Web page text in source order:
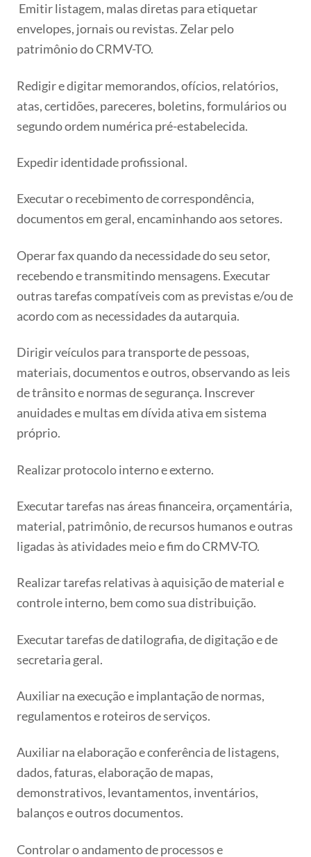
Emitir listagem, malas diretas para etiquetar
envelopes, jornais ou revistas. Zelar pelo
patrimônio do CRMV-TO.
Redigir e digitar memorandos, ofícios, relatórios,
atas, certidões, pareceres, boletins, formulários ou
segundo ordem numérica pré-estabelecida.
Expedir identidade profissional.
Executar o recebimento de correspondência,
documentos em geral, encaminhando aos setores.
Operar fax quando da necessidade do seu setor,
recebendo e transmitindo mensagens. Executar
outras tarefas compatíveis com as previstas e/ou de
acordo com as necessidades da autarquia.
Dirigir veículos para transporte de pessoas,
materiais, documentos e outros, observando as leis
de trânsito e normas de segurança. Inscrever
anuidades e multas em dívida ativa em sistema
próprio.
Realizar protocolo interno e externo.
Executar tarefas nas áreas financeira, orçamentária,
material, patrimônio, de recursos humanos e outras
ligadas às atividades meio e fim do CRMV-TO.
Realizar tarefas relativas à aquisição de material e
controle interno, bem como sua distribuição.
Executar tarefas de datilografia, de digitação e de
secretaria geral.
Auxiliar na execução e implantação de normas,
regulamentos e roteiros de serviços.
Auxiliar na elaboração e conferência de listagens,
dados, faturas, elaboração de mapas,
demonstrativos, levantamentos, inventários,
balanços e outros documentos.
Controlar o andamento de processos e